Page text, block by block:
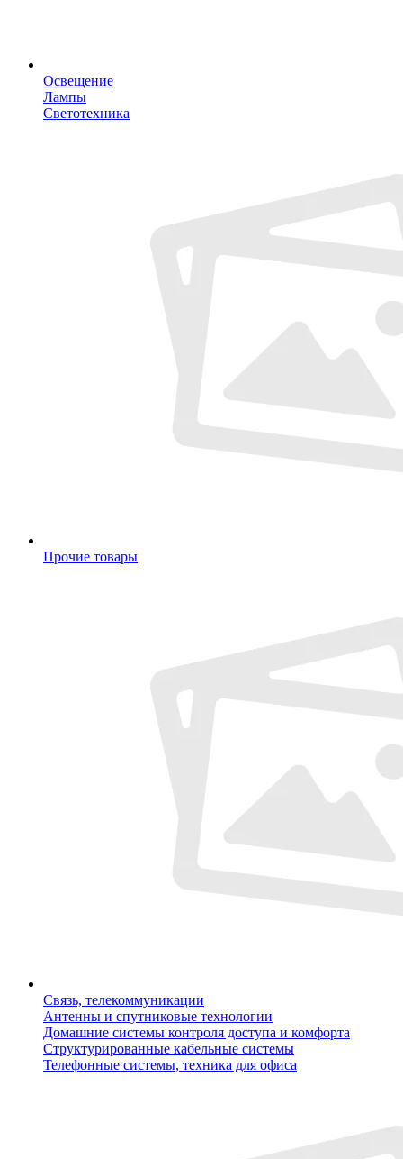
Освещение
Лампы
Светотехника
Прочие товары
Связь, телекоммуникации
Антенны и спутниковые технологии
Домашние системы контроля доступа и комфорта
Структурированные кабельные системы
Телефонные системы, техника для офиса